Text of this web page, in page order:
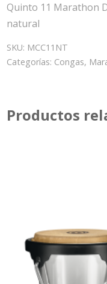
Quinto 11 Marathon
natural
SKU: MCC11NT
Categorías: Congas,
Productos